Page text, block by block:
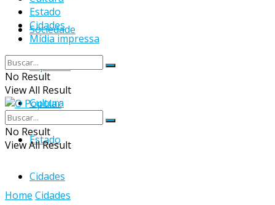
Sociedade
Esportes
Cultura
Estado
Cidades
Estado
Cidades
Mídia impressa
No Result
View All Result
No Result
View All Result
Home Cidades